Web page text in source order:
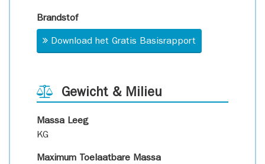
Brandstof
Download het Gratis Basisrapport
Gewicht & Milieu
Massa Leeg
KG
Maximum Toelaatbare Massa